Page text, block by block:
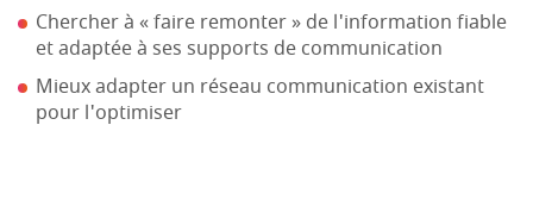
Chercher à « faire remonter » de l'information fiable
et adaptée à ses supports de communication
Mieux adapter un réseau communication existant
pour l'optimiser